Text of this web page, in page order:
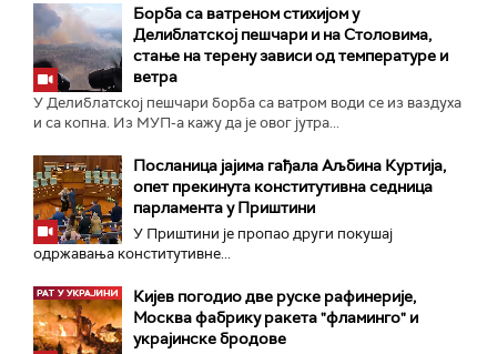
Борба са ватреном стихијом у
Делиблатској пешчари и на Столовима,
стање на терену зависи од температуре и
ветра
У Делиблатској пешчари борба са ватром води се из ваздуха
и са копна. Из МУП-а кажу да је овог јутра...
Посланица јајима гађала Аљбина Куртија,
опет прекинута конститутивна седница
парламента у Приштини
У Приштини је пропао други покушај
одржавања конститутивне...
Кијев погодио две руске рафинерије,
Москва фабрику ракета "фламинго" и
украјинске бродове